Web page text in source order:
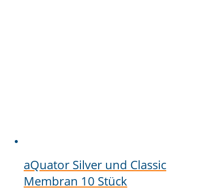
aQuator Silver und Classic
Membran 10 Stück